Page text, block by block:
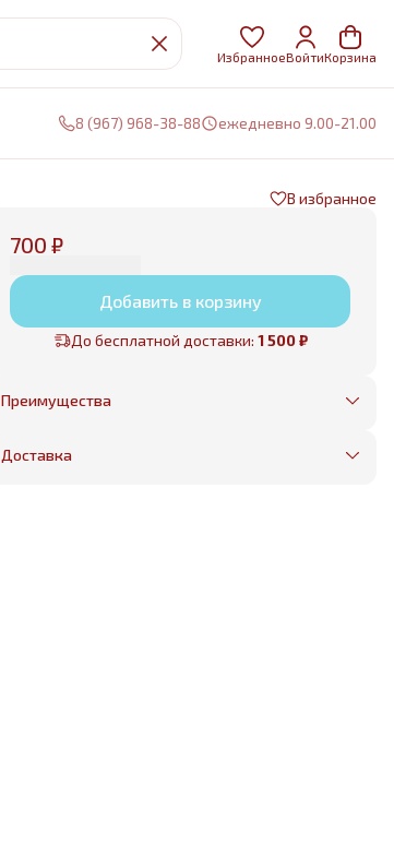
ИзбранноеВойтиКорзина
8 (967) 968-38-88 ежедневно 9.00-21.00
В избранное
700 ₽
Добавить в корзину
До бесплатной доставки: 1 500 ₽
Преимущества
Оплата частями в Сплит
Бесплатная доставка в пределах КАД
Доставка